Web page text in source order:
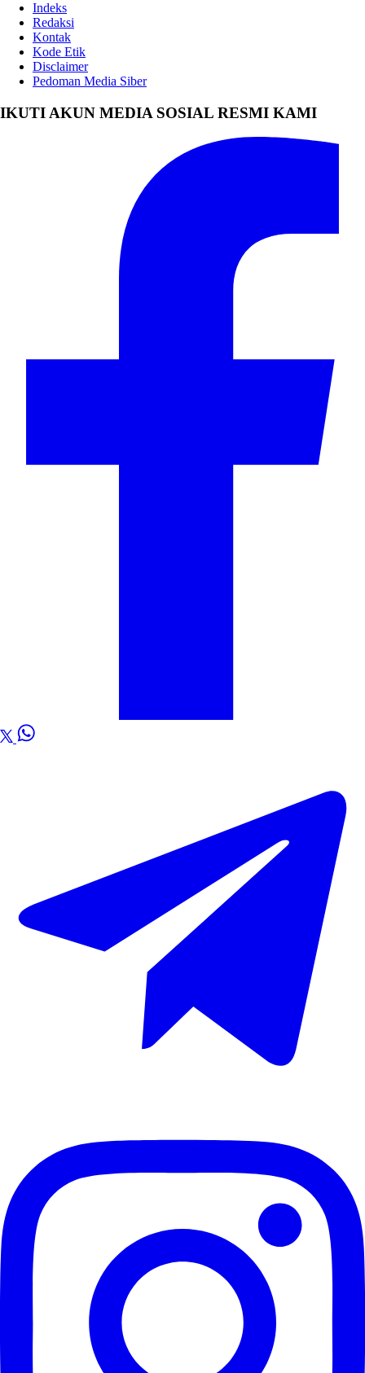
Indeks
Redaksi
Kontak
Kode Etik
Disclaimer
Pedoman Media Siber
IKUTI AKUN MEDIA SOSIAL RESMI KAMI